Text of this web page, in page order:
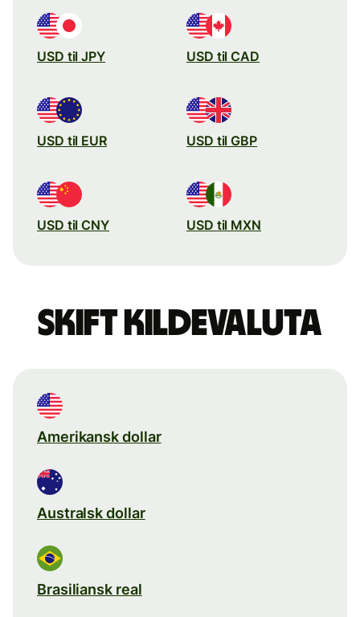
USD til JPY USD til CAD
USD til EUR USD til GBP
USD til CNY USD til MXN
Skift kildevaluta
Amerikansk dollar
Australsk dollar
Brasiliansk real